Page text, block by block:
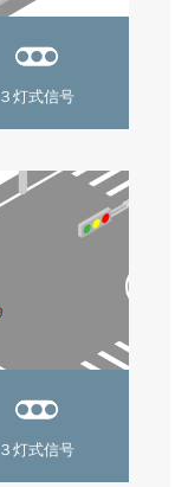
３灯式信号
３灯式信号